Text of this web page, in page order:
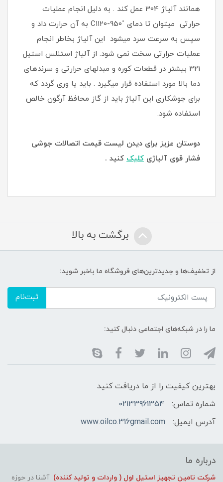
همانند آلیاژ 304 عمل کند . به دلیل انجام عملیات
حرارتی میتوان تا دمای ˚C1120-950 به آن حرارت داد و
سپس به سرعت سرد میشود این آلیاژ بخاطر انجام
عملیات حرارتی سخت نمی‎ شود. از آلیاژ استنلس استیل
۳۲۱ بیشتر در قطعات کوره و مبدل‎های حرارتی و سرندهای
دما بالا مورد استفاده قرار میگیرد . باید یا وری گردد که
برای جوشکاری این آلیاژ باید از گاز محافظ آرگون خالص
استفاده شود.
دوستان عزیز برای دیدن لیست قیمت اتصالات جوشی
فشار قوی آلیاژی کلیک کنید .
برگشت به بالا
از تخفیف‌ها و جدیدترین‌های فروشگاه ما باخبر شوید:
ثبت‌نام
ما را در شبکه‌های اجتماعی دنبال کنید:
بهترین کیفیت را از ما دریافت کنید
شماره تماس:
02133961354
آدرس ایمیل:
www.oilco.316gmail.com
درباره ما
شرکت تامین تجهیز استیل اول ( واردات و تولید کننده) آشنا در حوزه